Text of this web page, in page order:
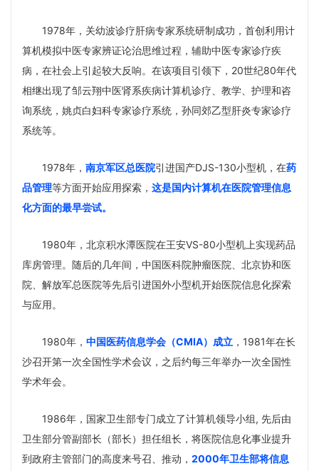
1978年，关幼波诊疗肝病专家系统研制成功，首创利用计
算机模拟中医专家辨证论治思维过程，辅助中医专家诊疗疾
病，在社会上引起较大反响。在该项目引领下，20世纪80年代
相继出现了邹云翔中医肾系疾病计算机诊疗、教学、护理和咨
询系统，姚贞白妇科专家诊疗系统，孙同郊乙型肝炎专家诊疗
系统等。
1978年， 南京军区总医院引进国产DJS-130小型机，在药
品管理等方面开始应用探索， 这是国内计算机在医院管理信息
化方面的最早尝试。
1980年，北京积水潭医院在王安VS-80小型机上实现药品
库房管理。随后的几年间，中国医科院肿瘤医院、北京协和医
院、解放军总医院等先后引进国外小型机开始医院信息化探索
与应用。
1980年， 中国医药信息学会（CMIA）成立 ，1981年在长
沙召开第一次全国性学术会议，之后约每三年举办一次全国性
学术年会。
1986年，国家卫生部专门成立了计算机领导小组, 先后由
卫生部分管副部长（部长）担任组长，将医院信息化事业提升
到政府主管部门的高度来号召、推动， 2000年卫生部将信息